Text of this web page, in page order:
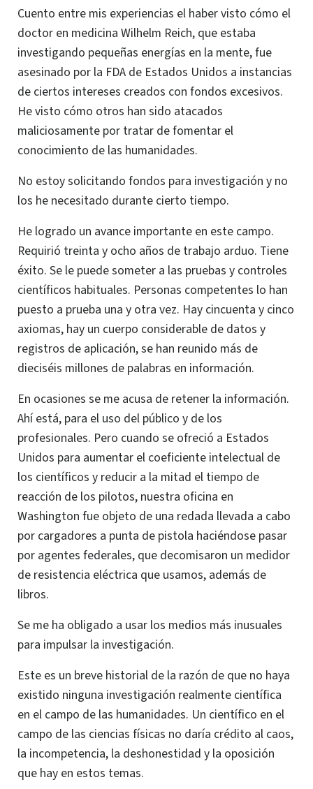
Cuento entre mis experiencias el haber visto cómo el
doctor en medicina Wilhelm Reich, que estaba
investigando pequeñas energías en la mente, fue
asesinado por la FDA de Estados Unidos a instancias
de ciertos intereses creados con fondos excesivos.
He visto cómo otros han sido atacados
maliciosamente por tratar de fomentar el
conocimiento de las humanidades.
No estoy solicitando fondos para investigación y no
los he necesitado durante cierto tiempo.
He logrado un avance importante en este campo.
Requirió treinta y ocho años de trabajo arduo. Tiene
éxito. Se le puede someter a las pruebas y controles
científicos habituales. Personas competentes lo han
puesto a prueba una y otra vez. Hay cincuenta y cinco
axiomas, hay un cuerpo considerable de datos y
registros de aplicación, se han reunido más de
dieciséis millones de palabras en información.
En ocasiones se me acusa de retener la información.
Ahí está, para el uso del público y de los
profesionales. Pero cuando se ofreció a Estados
Unidos para aumentar el coeficiente intelectual de
los científicos y reducir a la mitad el tiempo de
reacción de los pilotos, nuestra oficina en
Washington fue objeto de una redada llevada a cabo
por cargadores a punta de pistola haciéndose pasar
por agentes federales, que decomisaron un medidor
de resistencia eléctrica que usamos, además de
libros.
Se me ha obligado a usar los medios más inusuales
para impulsar la investigación.
Este es un breve historial de la razón de que no haya
existido ninguna investigación realmente científica
en el campo de las humanidades. Un científico en el
campo de las ciencias físicas no daría crédito al caos,
la incompetencia, la deshonestidad y la oposición
que hay en estos temas.